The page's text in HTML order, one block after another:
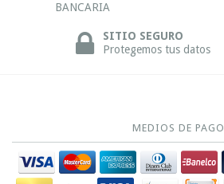
BANCARIA
SITIO SEGURO
Protegemos tus datos
MEDIOS DE PAGO